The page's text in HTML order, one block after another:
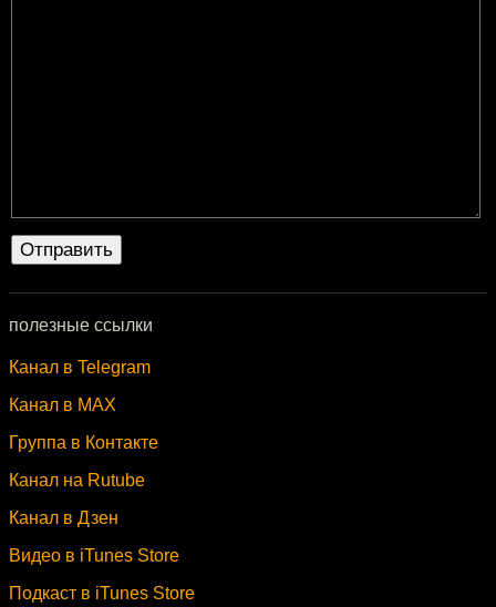
полезные ссылки
Канал в Telegram
Канал в MAX
Группа в Контакте
Канал на Rutube
Канал в Дзен
Видео в iTunes Store
Подкаст в iTunes Store